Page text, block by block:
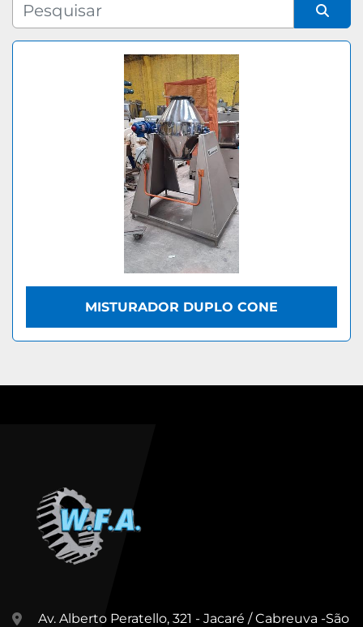
Fabricante
Organizar por
MISTURADOR DUPLO CONE
Av. Alberto Peratello, 321 - Jacaré / Cabreuva -São